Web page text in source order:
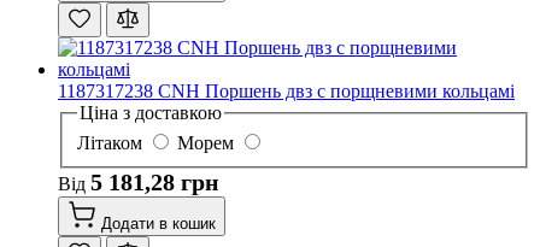
1187317238 CNH Поршень двз с порщневими кольцамі
Ціна з доставкою
Літаком
Морем
Від 5 181,28 грн
Додати в кошик